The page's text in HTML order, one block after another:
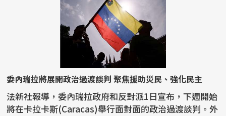
委內瑞拉將展開政治過渡談判 聚焦援助災民、強化民主
法新社報導，委內瑞拉政府和反對派1日宣布，下週開始
將在卡拉卡斯(Caracas)舉行面對面的政治過渡談判。外